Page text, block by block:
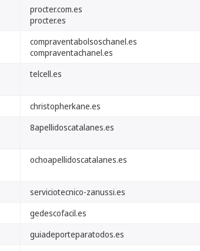
procter.com.es
procter.es
compraventabolsoschanel.es
compraventachanel.es
telcell.es
christopherkane.es
8apellidoscatalanes.es
ochoapellidoscatalanes.es
serviciotecnico-zanussi.es
gedescofacil.es
guiadeporteparatodos.es